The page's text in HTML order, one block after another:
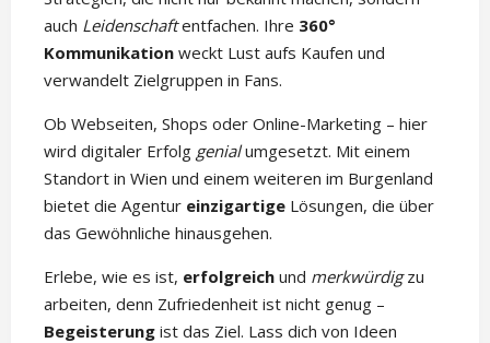
auch Leidenschaftentfachen. Ihre 360°
Kommunikation weckt Lust aufs Kaufen und
verwandelt Zielgruppen in Fans.
Ob Webseiten, Shops oder Online-Marketing – hier
wird digitaler Erfolg genialumgesetzt. Mit einem
Standort in Wien und einem weiteren im Burgenland
bietet die Agentur einzigartige Lösungen, die über
das Gewöhnliche hinausgehen.
Erlebe, wie es ist, erfolgreich und merkwürdigzu
arbeiten, denn Zufriedenheit ist nicht genug –
Begeisterung ist das Ziel. Lass dich von Ideen